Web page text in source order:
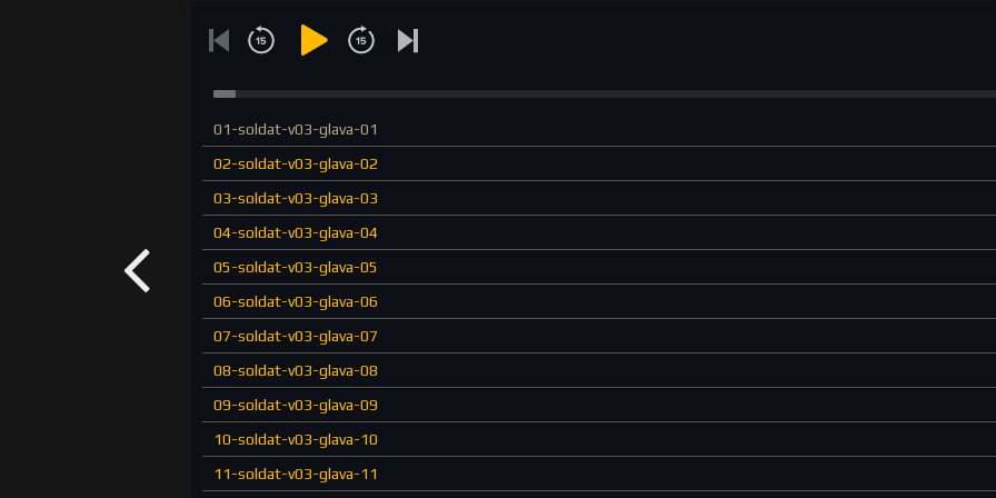
01-soldat-v03-glava-01
02-soldat-v03-glava-02
03-soldat-v03-glava-03
04-soldat-v03-glava-04
05-soldat-v03-glava-05
06-soldat-v03-glava-06
07-soldat-v03-glava-07
08-soldat-v03-glava-08
09-soldat-v03-glava-09
10-soldat-v03-glava-10
11-soldat-v03-glava-11